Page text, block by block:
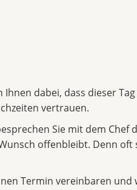
dabei, dass dieser
vertrauen.
Sie mit dem Chef
offenbleibt. Denn
Termin vereinbaren